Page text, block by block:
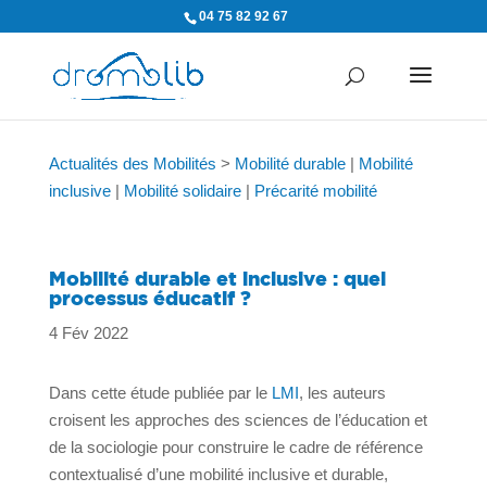
04 75 82 92 67
Actualités des Mobilités > Mobilité durable| Mobilité
inclusive| Mobilité solidaire| Précarité mobilité
Mobilité durable et inclusive : quel
processus éducatif ?
4 Fév 2022
Dans cette étude publiée par le LMI, les auteurs
croisent les approches des sciences de l’éducation et
de la sociologie pour construire le cadre de référence
contextualisé d’une mobilité inclusive et durable,